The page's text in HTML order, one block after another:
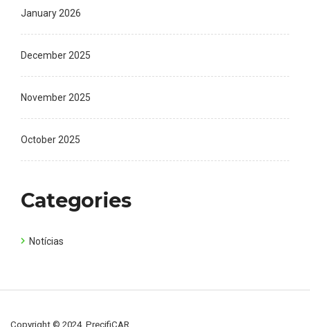
January 2026
December 2025
November 2025
October 2025
Categories
Notícias
Copyright © 2024, PrecifiCAR.